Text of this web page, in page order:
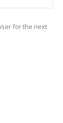
for the next